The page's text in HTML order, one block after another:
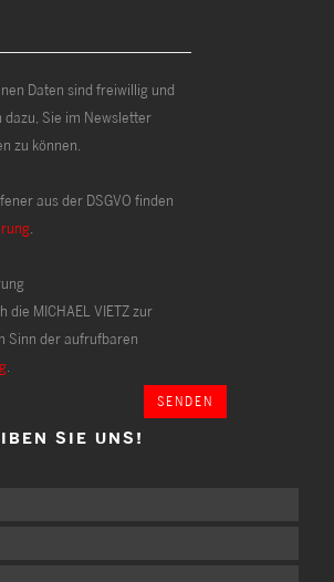
Daten sind freiwillig und
Sie im Newsletter
zu können.
aus der DSGVO finden
.
MICHAEL VIETZ zur
Sinn der aufrufbaren
.
SENDEN
SIE UNS!